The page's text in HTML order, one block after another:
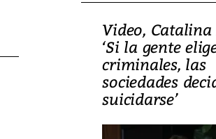
Video, Catalina
‘Si la gente
criminales, las
sociedades
suicidarse’